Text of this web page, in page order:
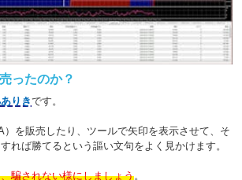
ったのか？
りきです。
を販売したり、ツールで矢印を表示させて、そ
れば勝てるという謳い文句をよく見かけます。
騙されない様にしましょう。